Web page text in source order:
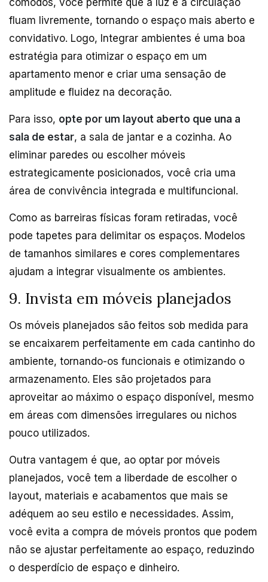
cômodos, você permite que a luz e a circulação
fluam livremente, tornando o espaço mais aberto e
convidativo. Logo, Integrar ambientes é uma boa
estratégia para otimizar o espaço em um
apartamento menor e criar uma sensação de
amplitude e fluidez na decoração.
Para isso, opte por um layout aberto que una a
sala de estar, a sala de jantar e a cozinha. Ao
eliminar paredes ou escolher móveis
estrategicamente posicionados, você cria uma
área de convivência integrada e multifuncional.
Como as barreiras físicas foram retiradas, você
pode tapetes para delimitar os espaços. Modelos
de tamanhos similares e cores complementares
ajudam a integrar visualmente os ambientes.
9. Invista em móveis planejados
Os móveis planejados são feitos sob medida para
se encaixarem perfeitamente em cada cantinho do
ambiente, tornando-os funcionais e otimizando o
armazenamento. Eles são projetados para
aproveitar ao máximo o espaço disponível, mesmo
em áreas com dimensões irregulares ou nichos
pouco utilizados.
Outra vantagem é que, ao optar por móveis
planejados, você tem a liberdade de escolher o
layout, materiais e acabamentos que mais se
adéquem ao seu estilo e necessidades. Assim,
você evita a compra de móveis prontos que podem
não se ajustar perfeitamente ao espaço, reduzindo
o desperdício de espaço e dinheiro.